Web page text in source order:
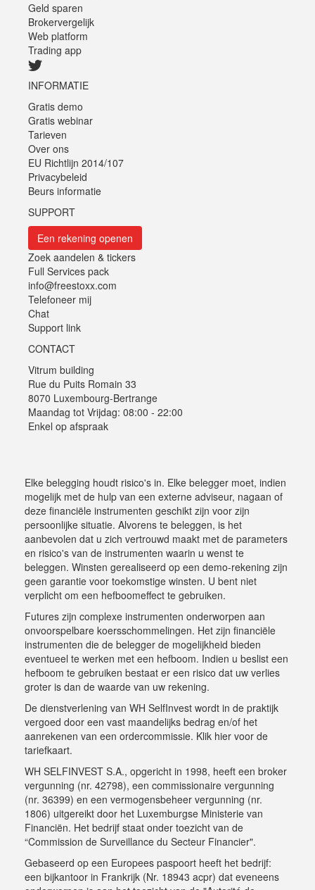
Geld sparen
Brokervergelijk
Web platform
Trading app
INFORMATIE
Gratis demo
Gratis webinar
Tarieven
Over ons
EU Richtlijn 2014/107
Privacybeleid
Beurs informatie
SUPPORT
Een rekening openen
Zoek aandelen & tickers
Full Services pack
info@freestoxx.com
Telefoneer mij
Chat
Support link
CONTACT
Vitrum building
Rue du Puits Romain 33
8070 Luxembourg-Bertrange
Maandag tot Vrijdag: 08:00 - 22:00
Enkel op afspraak
Elke belegging houdt risico's in. Elke belegger moet, indien
mogelijk met de hulp van een externe adviseur, nagaan of
deze financiële instrumenten geschikt zijn voor zijn
persoonlijke situatie. Alvorens te beleggen, is het
aanbevolen dat u zich vertrouwd maakt met de parameters
en risico's van de instrumenten waarin u wenst te
beleggen. Winsten gerealiseerd op een demo-rekening zijn
geen garantie voor toekomstige winsten. U bent niet
verplicht om een hefboomeffect te gebruiken.
Futures zijn complexe instrumenten onderworpen aan
onvoorspelbare koersschommelingen. Het zijn financiële
instrumenten die de belegger de mogelijkheid bieden
eventueel te werken met een hefboom. Indien u beslist een
hefboom te gebruiken bestaat er een risico dat uw verlies
groter is dan de waarde van uw rekening.
De dienstverlening van WH SelfInvest wordt in de praktijk
vergoed door een vast maandelijks bedrag en/of het
aanrekenen van een ordercommissie. Klik hier voor de
tariefkaart.
WH SELFINVEST S.A., opgericht in 1998, heeft een broker
vergunning (nr. 42798), een commissionaire vergunning
(nr. 36399) en een vermogensbeheer vergunning (nr.
1806) uitgereikt door het Luxemburgse Ministerie van
Financiën. Het bedrijf staat onder toezicht van de
“Commission de Surveillance du Secteur Financier".
Gebaseerd op een Europees paspoort heeft het bedrijf:
een bijkantoor in Frankrijk (Nr. 18943 acpr) dat eveneens